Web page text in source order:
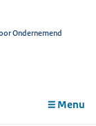
Ondernemend
Menu